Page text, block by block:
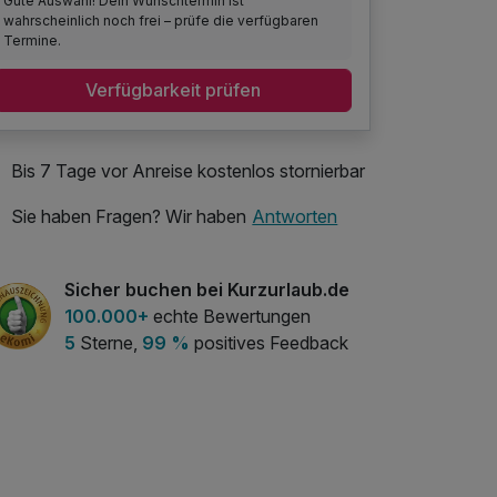
wahrscheinlich noch frei – prüfe die verfügbaren
Termine.
Verfügbarkeit prüfen
Bis 7 Tage vor Anreise kostenlos stornierbar
Sie haben Fragen? Wir haben Antworten
Sicher buchen bei Kurzurlaub.de
100.000+ echte Bewertungen
5 Sterne, 99 % positives Feedback